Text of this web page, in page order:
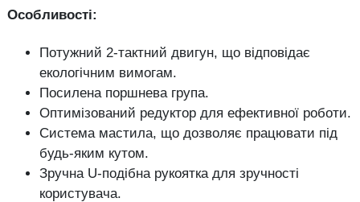
Особливості:
Потужний 2-тактний двигун, що відповідає
екологічним вимогам.
Посилена поршнева група.
Оптимізований редуктор для ефективної роботи.
Система мастила, що дозволяє працювати під
будь-яким кутом.
Зручна U-подібна рукоятка для зручності
користувача.